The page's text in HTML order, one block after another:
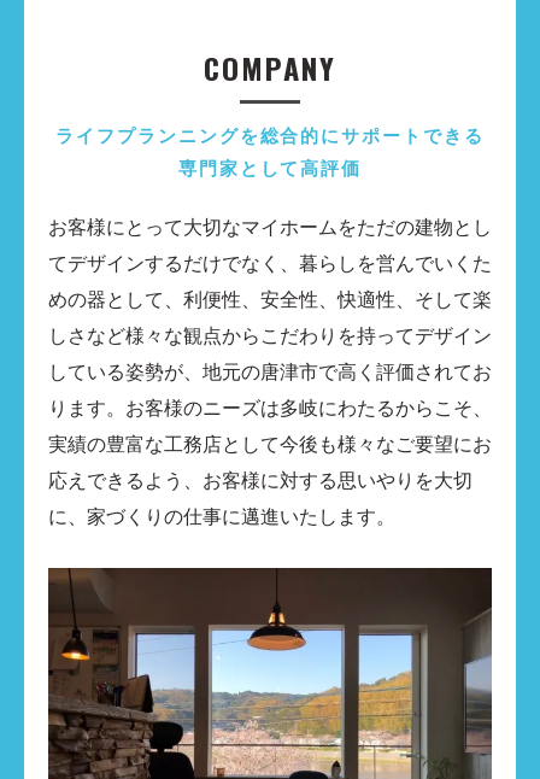
ライフプランニングを総合的にサポートできる
専門家として高評価
COMPANY
お客様にとって大切なマイホームをただの建物とし
てデザインするだけでなく、暮らしを営んでいくた
めの器として、利便性、安全性、快適性、そして楽
しさなど様々な観点からこだわりを持ってデザイン
している姿勢が、地元の唐津市で高く評価されてお
ります。お客様のニーズは多岐にわたるからこそ、
実績の豊富な工務店として今後も様々なご要望にお
応えできるよう、お客様に対する思いやりを大切
に、家づくりの仕事に邁進いたします。